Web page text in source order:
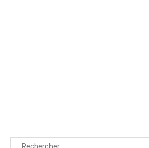
Rechercher :